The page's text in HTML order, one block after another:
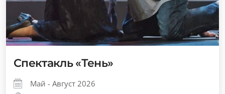
Спектакль «Тень»
Май - Август 2026